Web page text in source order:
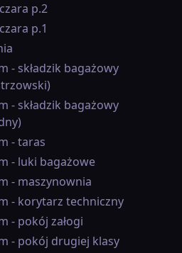
p.2
p.1
- składzik bagażowy
- składzik bagażowy
- taras
- luki bagażowe
- maszynownia
- korytarz techniczny
- pokój załogi
- pokój drugiej klasy